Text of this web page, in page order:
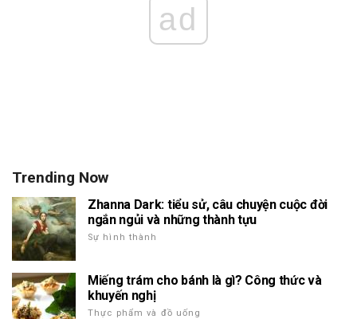
ad
Trending Now
Zhanna Dark: tiểu sử, câu chuyện cuộc đời
ngắn ngủi và những thành tựu
Sự hình thành
Miếng trám cho bánh là gì? Công thức và
khuyến nghị
Thực phẩm và đồ uống